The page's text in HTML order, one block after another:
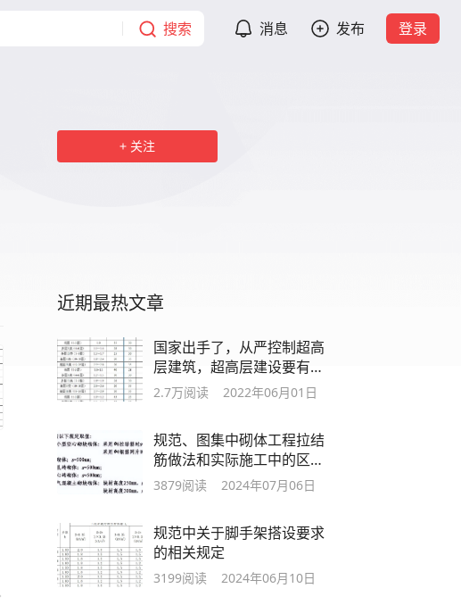
搜索 消息 发布 登录
关注
近期最热文章
国家出手了，从严控制超高
层建筑，超高层建设要有缘
再见了
2.7万阅读 2022年06月01日
规范、图集中砌体工程拉结
筋做法和实际施工中的区
别？
3879阅读 2024年07月06日
规范中关于脚手架搭设要求
的相关规定
3199阅读 2024年06月10日